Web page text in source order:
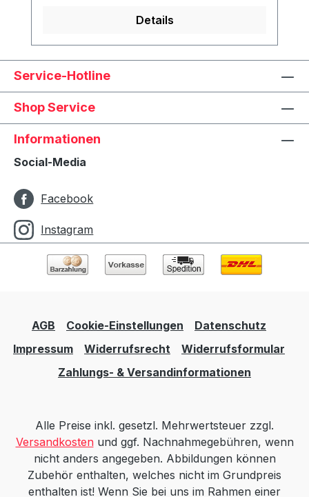
Details
Service-Hotline
Shop Service
Informationen
Social-Media
Facebook
Instagram
AGB Cookie-Einstellungen
Datenschutz
Impressum
Widerrufsrecht
Widerrufsformular
Zahlungs- & Versandinformationen
Alle Preise inkl. gesetzl. Mehrwertsteuer zzgl.
Versandkostenund ggf. Nachnahmegebühren, wenn
nicht anders angegeben. Abbildungen können
Zubehör enthalten, welches nicht im Grundpreis
enthalten ist! Wenn Sie bei uns im Rahmen einer